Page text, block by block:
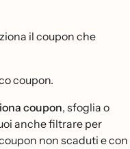
il coupon che
coupon.
coupon, sfoglia o
anche filtrare per
non scaduti e con